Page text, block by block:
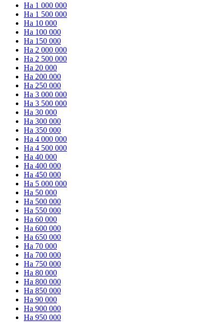
На 1 000 000
На 1 500 000
На 10 000
На 100 000
На 150 000
На 2 000 000
На 2 500 000
На 20 000
На 200 000
На 250 000
На 3 000 000
На 3 500 000
На 30 000
На 300 000
На 350 000
На 4 000 000
На 4 500 000
На 40 000
На 400 000
На 450 000
На 5 000 000
На 50 000
На 500 000
На 550 000
На 60 000
На 600 000
На 650 000
На 70 000
На 700 000
На 750 000
На 80 000
На 800 000
На 850 000
На 90 000
На 900 000
На 950 000